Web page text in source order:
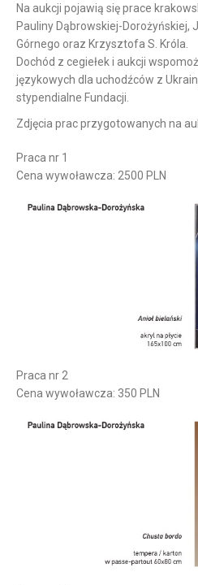
Na aukcji pojawią się prace
Pauliny Dąbrowskiej-Dorożyńskiej,
Górnego oraz Krzysztofa S. Króla.
Dochód z cegiełek i aukcji
językowych dla uchodźców z
stypendialne Fundacji.
Zdjęcia prac przygotowanych na
Praca nr 1
Cena wywoławcza: 2500 PLN
Praca nr 2
Cena wywoławcza: 350 PLN